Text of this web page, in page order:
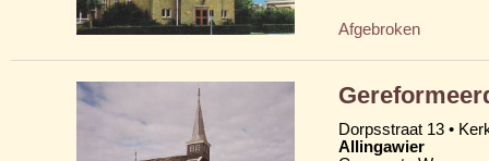
Afgebroken
Dorpsstraat 13 •
Allingawier